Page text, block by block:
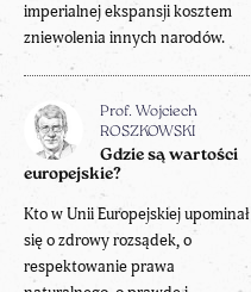
imperialnej ekspansji kosztem
zniewolenia innych narodów.
Prof. Wojciech
ROSZKOWSKI
Gdzie są wartości
europejskie?
Kto w Unii Europejskiej upominał
się o zdrowy rozsądek, o
respektowanie prawa